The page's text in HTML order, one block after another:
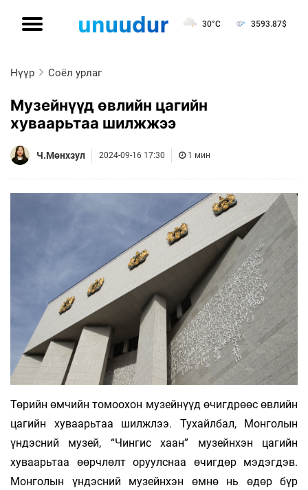
30°C 3593.87$
Нүүр Соёл урлаг
Музейнүүд өвлийн цагийн
хуваарьтаа шилжжээ
Ч.Мөнхзул 2024-09-16 17:30 1 мин
Төрийн өмчийн томоохон музейнүүд өчигдрөөс өвлийн
цагийн хуваарьтаа шилжлээ. Тухайлбал, Монголын
үндэсний музей, “Чингис хаан” музейнхэн цагийн
хуваарьтаа өөрчлөлт оруулснаа өчигдөр мэдэгдэв.
Монголын үндэсний музейнхэн өмнө нь өдөр бүр